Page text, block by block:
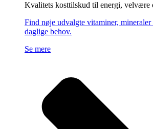
Kvalitets kosttilskud til energi, velvære
Find nøje udvalgte vitaminer,
daglige behov.
Se mere